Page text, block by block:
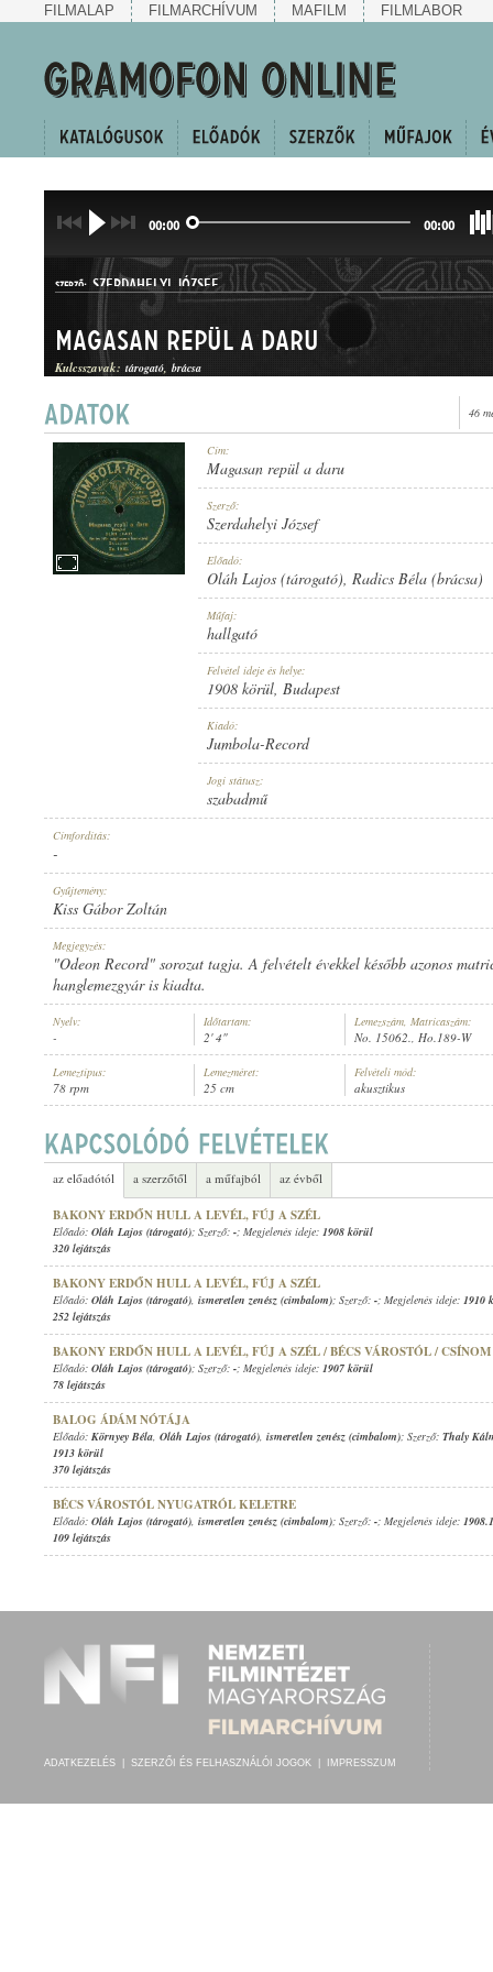
FILMALAP FILMARCHÍVUM MAFILM FILMLABOR
00:00 00:00
ELŐADÓ: OLÁH LAJOS (TÁROGATÓ),RADICS BÉLA (BRÁCSA)
SZERZŐ: SZERDAHELYI JÓZSEF
HALLGATÓ
1908 KÖRÜL
LEMEZSZÁM:
Magasan repül a daru
Kulcsszavak: tárogató brácsa
46
Cím:
Magasan repül a daru
Szerző:
Szerdahelyi József
Előadó:
Oláh Lajos (tárogató), Radics Béla (brácsa)
Műfaj:
hallgató
Felvétel ideje és helye:
1908 körül, Budapest
Kiadó:
Jumbola-Record
Jogi státusz:
szabadmű
Címfordítás:
-
Gyűjtemény:
Kiss Gábor Zoltán
Megjegyzés:
"Odeon Record" sorozat tagja. A felvételt évekkel később azonos
hanglemezgyár is kiadta.
Nyelv:
-
Időtartam:
2' 4"
Lemezszám, Matricaszám:
No. 15062., Ho.189-W
Lemeztípus:
78 rpm
Lemezméret:
25 cm
Felvételi mód:
akusztikus
az előadótól a szerzőtől a műfajból az évből
BAKONY ERDŐN HULL A LEVÉL, FÚJ A SZÉL
Előadó: Oláh Lajos (tárogató); Szerző: -; Megjelenés ideje: 1908 körül
320 lejátszás
BAKONY ERDŐN HULL A LEVÉL, FÚJ A SZÉL
Előadó: Oláh Lajos (tárogató), ismeretlen zenész (cimbalom); Szerző: -; Megjelenés ideje: 1910
252 lejátszás
BAKONY ERDŐN HULL A LEVÉL, FÚJ A SZÉL / BÉCS VÁROSTÓL /
Előadó: Oláh Lajos (tárogató); Szerző: -; Megjelenés ideje: 1907 körül
78 lejátszás
BALOG ÁDÁM NÓTÁJA
Előadó: Környey Béla, Oláh Lajos (tárogató), ismeretlen zenész (cimbalom); Szerző: Thaly
1913 körül
370 lejátszás
BÉCS VÁROSTÓL NYUGATRÓL KELETRE
Előadó: Oláh Lajos (tárogató), ismeretlen zenész (cimbalom); Szerző: -; Megjelenés ideje:
109 lejátszás
ADATKEZELÉS SZERZŐI ÉS FELHASZNÁLÓI JOGOK IMPRESSZUM